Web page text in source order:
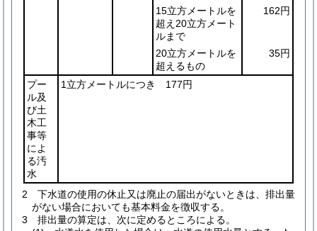
15立方メートルを
超え20立方メート
ルまで
162円
20立方メートルを
超えるもの
35円
プー
ル及
び土
木工
事等
によ
る汚
水
1立方メートルにつき 177円
2
下水道の使用の休止又は廃止の届出がないときは、排出量
がない場合においても基本料金を徴収する。
3
排出量の算定は、次に定めるところによる。